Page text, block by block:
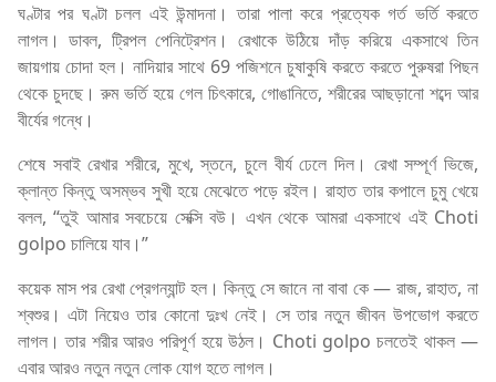
ঘণ্টার পর ঘণ্টা চলল এই উন্মাদনা। তারা পালা করে প্রত্যেক গর্ত ভর্তি করতে
লাগল। ডাবল, ট্রিপল পেনিট্রেশন। রেখাকে উঠিয়ে দাঁড় করিয়ে একসাথে তিন
জায়গায় চোদা হল। নাদিয়ার সাথে 69 পজিশনে চুষাকুষি করতে করতে পুরুষরা পিছন
থেকে চুদছে। রুম ভর্তি হয়ে গেল চিৎকারে, গোঙানিতে, শরীরের আছড়ানো শব্দে আর
বীর্যের গন্ধে।
শেষে সবাই রেখার শরীরে, মুখে, স্তনে, চুলে বীর্য ঢেলে দিল। রেখা সম্পূর্ণ ভিজে,
ক্লান্ত কিন্তু অসম্ভব সুখী হয়ে মেঝেতে পড়ে রইল। রাহাত তার কপালে চুমু খেয়ে
বলল, “তুই আমার সবচেয়ে সেক্সি বউ। এখন থেকে আমরা একসাথে এই Choti
golpo চালিয়ে যাব।”
কয়েক মাস পর রেখা প্রেগন্যান্ট হল। কিন্তু সে জানে না বাবা কে — রাজ, রাহাত, না
শ্বশুর। এটা নিয়েও তার কোনো দুঃখ নেই। সে তার নতুন জীবন উপভোগ করতে
লাগল। তার শরীর আরও পরিপূর্ণ হয়ে উঠল। Choti golpo চলতেই থাকল —
এবার আরও নতুন নতুন লোক যোগ হতে লাগল।